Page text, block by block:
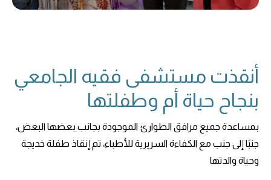
أنقذت مستشفى فقيه الجامعي
بنجاح حياة أم وطفلتها
بمساعدة جميع مرافق الطوارئ الموجودة بجانب بعضها البعض،
جنبًا إلى جنب مع الكفاءة السريرية للأطباء، تم إنقاذ طفلة خديجة
وحياة والدتها